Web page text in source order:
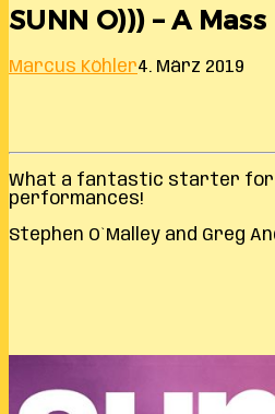
SUNN O))) – A
Marcus Köhler4. März 2019
What a fantastic starter for
performances!
Stephen O`Malley and Greg